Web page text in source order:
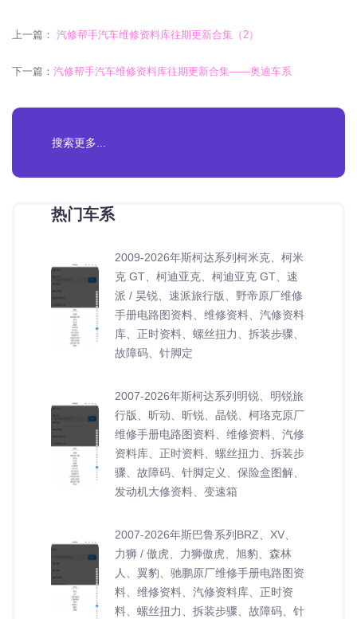
上一篇： 汽修帮手汽车维修资料库往期更新合集（2）
下一篇： 汽修帮手汽车维修资料库往期更新合集——奥迪车系
热门车系
2009-2026年斯柯达系列柯米克、柯米
克 GT、柯迪亚克、柯迪亚克 GT、速
派 / 昊锐、速派旅行版、野帝原厂维修
手册电路图资料、维修资料、汽修资料
库、正时资料、螺丝扭力、拆装步骤、
故障码、针脚定
2007-2026年斯柯达系列明锐、明锐旅
行版、昕动、昕锐、晶锐、柯珞克原厂
维修手册电路图资料、维修资料、汽修
资料库、正时资料、螺丝扭力、拆装步
骤、故障码、针脚定义、保险盒图解、
发动机大修资料、变速箱
2007-2026年斯巴鲁系列BRZ、XV、
力狮 / 傲虎、力狮傲虎、旭豹、森林
人、翼豹、驰鹏原厂维修手册电路图资
料、维修资料、汽修资料库、正时资
料、螺丝扭力、拆装步骤、故障码、针